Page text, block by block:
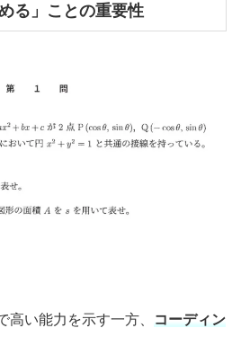
る」ことの重要性
高い能力を示す一方、
コーディン